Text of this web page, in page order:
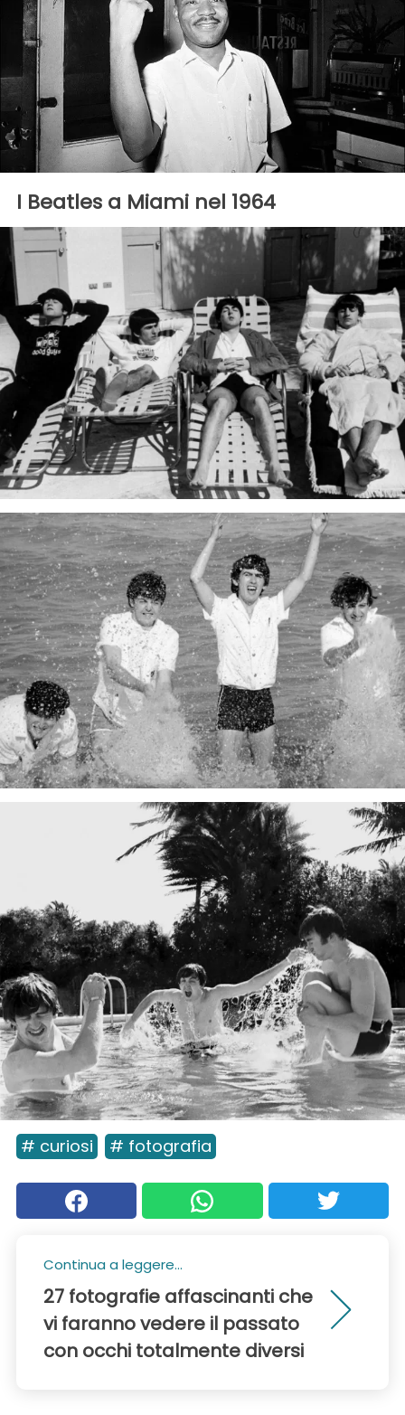
I Beatles a Miami nel 1964
# curiosi # fotografia
Continua a leggere...
27 fotografie affascinanti che
vi faranno vedere il passato
con occhi totalmente diversi